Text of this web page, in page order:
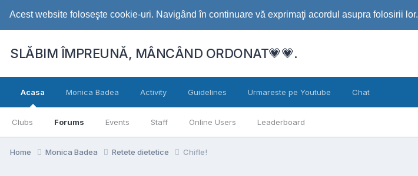
Acest website foloseşte cookie-uri. Navigând în continuare vă exprimaţi acordul asupra folosirii lor.
SLĂBIM ÎMPREUNĂ, MÂNCÂND ORDONAT💗💗.
Acasa
Clubs Forums Events Staff Online Users Leaderboard
Monica Badea Activity Guidelines Urmareste pe Youtube Chat
Home Monica Badea Retete dietetice Chifle!